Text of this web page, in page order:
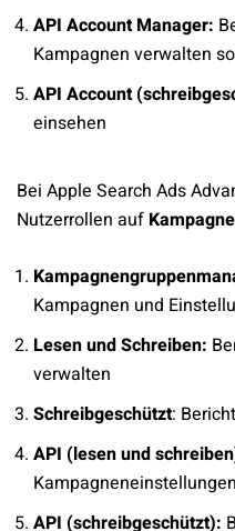
API Account Manager:
Kampagnen verwalten
API Account
einsehen
Bei Apple Search Ads
Nutzerrollen auf
Kampagnen und
Lesen und Schreiben:
verwalten
Schreibgeschützt:
API (lesen und
API (schreibgeschützt):